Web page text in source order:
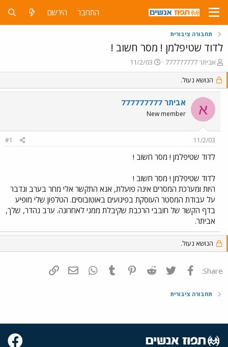
התחבר הירשם
תחבורה ציבורית
לדוד שטיפלמן ! מסר חשוב !
פ
ו
ת
ח
נ
אביתר 777777777
פ
ו
ס
ם
ב
ת
ך
11/2/03
הנושא נעול.
א אביתר 777777777
New member
11/2/03
#1
לדוד שטיפלמן ! מסר חשוב !
לדוד שטיפלמן ! מסר חשוב !
היות ומערכת המסרים אינה פועלת, אנא התקשר אלי מחר בערב ונדבר
על עבודת המסטר העוסקת בפיגועים באוטובוסים. הטלפון שלי מופיע
בדף הקשר של חובבי הרכבת שקיבלת ממני לאחרונה. ערב נהדר, שלך,
אביתר.
הנושא נעול.
Share: פייסבוק Twitter
Reddit
Pinterest
Tumblr
WhatsAppדואר אלקטרוני
תחבורה ציבורית